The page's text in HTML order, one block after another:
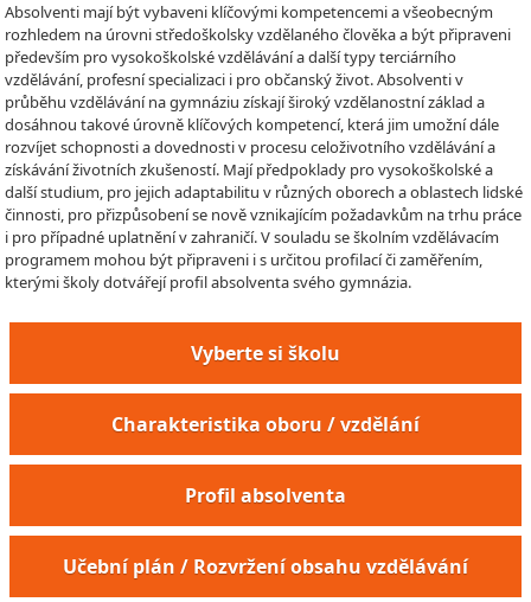
Absolventi mají být vybaveni klíčovými kompetencemi a všeobecným
rozhledem na úrovni středoškolsky vzdělaného člověka a být připraveni
především pro vysokoškolské vzdělávání a další typy terciárního
vzdělávání, profesní specializaci i pro občanský život. Absolventi v
průběhu vzdělávání na gymnáziu získají široký vzdělanostní základ a
dosáhnou takové úrovně klíčových kompetencí, která jim umožní dále
rozvíjet schopnosti a dovednosti v procesu celoživotního vzdělávání a
získávání životních zkušeností. Mají předpoklady pro vysokoškolské a
další studium, pro jejich adaptabilitu v různých oborech a oblastech lidské
činnosti, pro přizpůsobení se nově vznikajícím požadavkům na trhu práce
i pro případné uplatnění v zahraničí. V souladu se školním vzdělávacím
programem mohou být připraveni i s určitou profilací či zaměřením,
kterými školy dotvářejí profil absolventa svého gymnázia.
Vyberte si školu
Charakteristika oboru / vzdělání
Profil absolventa
Učební plán / Rozvržení obsahu vzdělávání